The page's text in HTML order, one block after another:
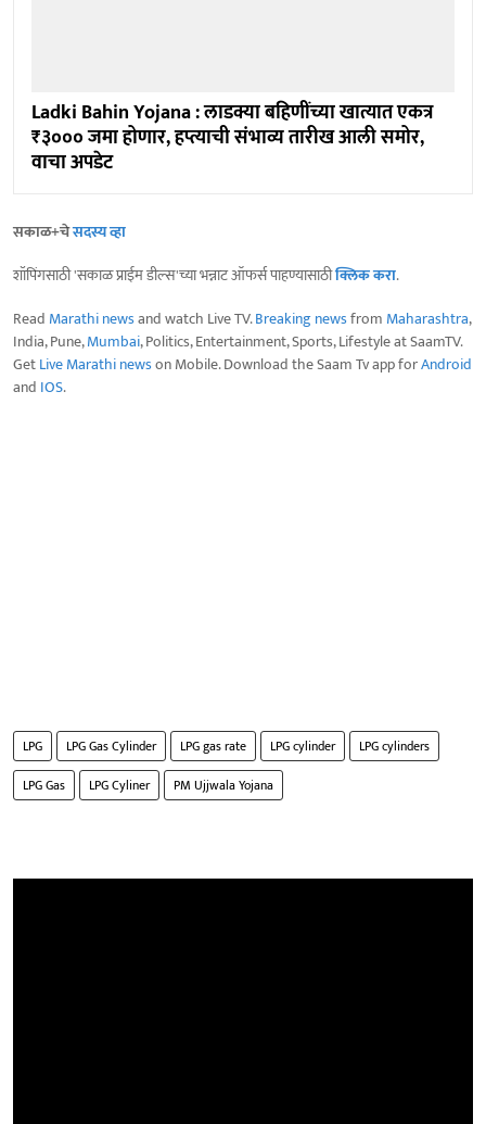
Ladki Bahin Yojana : लाडक्या बहि‍णींच्या खात्यात एकत्र
₹३००० जमा होणार, हप्त्याची संभाव्य तारीख आली समोर,
वाचा अपडेट
सकाळ+चेसदस्य व्हा
शॉपिंगसाठी 'सकाळ प्राईम डील्स'च्या भन्नाट ऑफर्स पाहण्यासाठीक्लिक करा.
Read Marathi newsand watch Live TV.Breaking newsfrom Maharashtra,
India, Pune,Mumbai, Politics, Entertainment, Sports, Lifestyle at SaamTV.
GetLive Marathi newson Mobile. Download the Saam Tv app forAndroid
and IOS.
LPG LPG Gas Cylinder LPG gas rate LPG cylinder
LPG cylinders
LPG Gas
LPG Cyliner PM Ujjwala Yojana